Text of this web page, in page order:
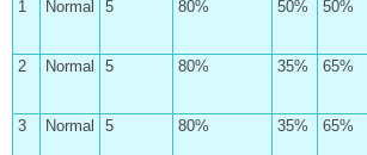
1 Normal 5 80% 50% 50%
2
Normal 5 80% 35% 65%
3
Normal 5 80% 35% 65%
Le journal de Pilika
L'affaire du Pampa disparu